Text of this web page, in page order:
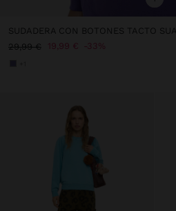
SUDADERA CON BOTONES TACTO
29,99 €
19,99 € 33%